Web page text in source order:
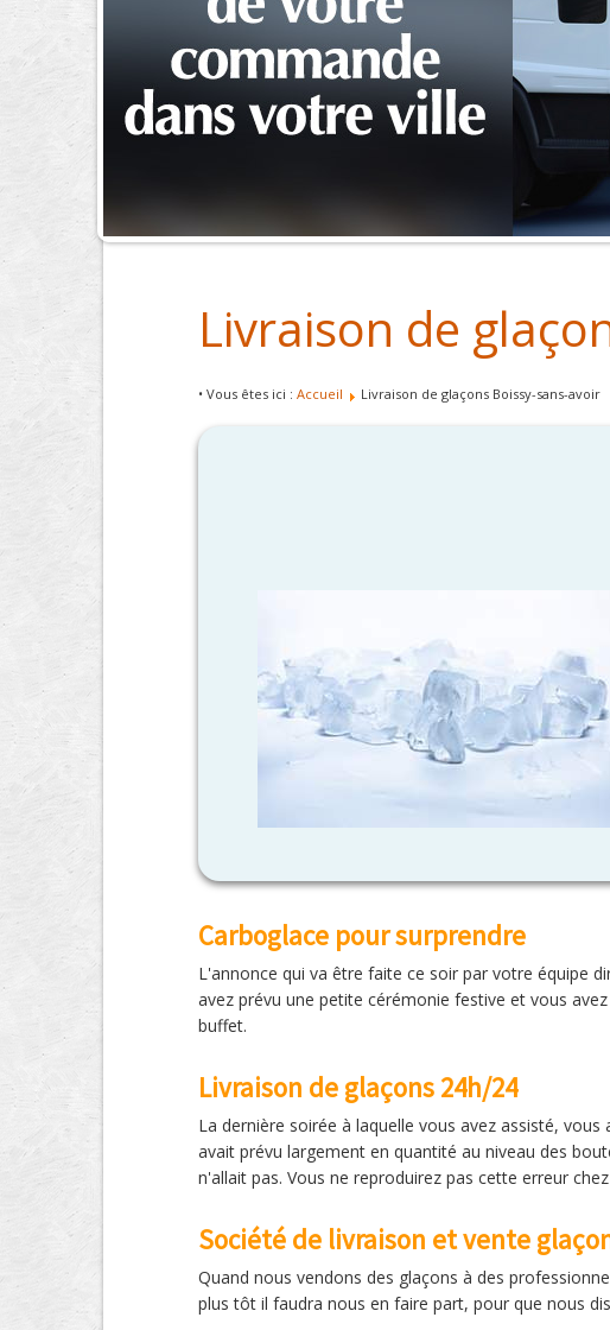
Livraison de
• Vous êtes ici : Accueil Livraison de glaçons Boissy-sans-avoir
Carboglace pour surprendre
L'annonce qui va être faite ce soir par votre équipe
avez prévu une petite cérémonie festive et vous
buffet.
Livraison de glaçons 24h/24
La dernière soirée à laquelle vous avez assisté,
avait prévu largement en quantité au niveau des
n'allait pas. Vous ne reproduirez pas cette erreur
Société de livraison et vente
Quand nous vendons des glaçons à des
plus tôt il faudra nous en faire part, pour que nous